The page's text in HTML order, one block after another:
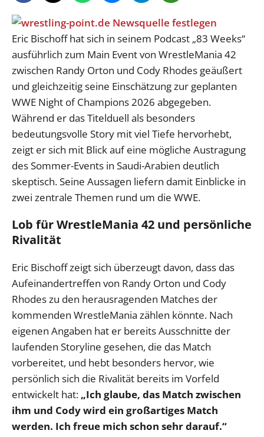
Eric Bischoff hat sich in seinem Podcast „83 Weeks“
ausführlich zum Main Event von WrestleMania 42
zwischen Randy Orton und Cody Rhodes geäußert
und gleichzeitig seine Einschätzung zur geplanten
WWE Night of Champions 2026 abgegeben.
Während er das Titelduell als besonders
bedeutungsvolle Story mit viel Tiefe hervorhebt,
zeigt er sich mit Blick auf eine mögliche Austragung
des Sommer-Events in Saudi-Arabien deutlich
skeptisch. Seine Aussagen liefern damit Einblicke in
zwei zentrale Themen rund um die WWE.
Lob für WrestleMania 42 und persönliche
Rivalität
Eric Bischoff zeigt sich überzeugt davon, dass das
Aufeinandertreffen von Randy Orton und Cody
Rhodes zu den herausragenden Matches der
kommenden WrestleMania zählen könnte. Nach
eigenen Angaben hat er bereits Ausschnitte der
laufenden Storyline gesehen, die das Match
vorbereitet, und hebt besonders hervor, wie
persönlich sich die Rivalität bereits im Vorfeld
entwickelt hat: „Ich glaube, das Match zwischen
ihm und Cody wird ein großartiges Match
werden. Ich freue mich schon sehr darauf.“